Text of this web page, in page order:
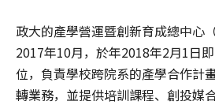
政大的產學營運暨創新育成總中心
2017年10月，於年2018年2月1日
位，負責學校跨院系的產學合作計
轉業務，並提供培訓課程、創投媒